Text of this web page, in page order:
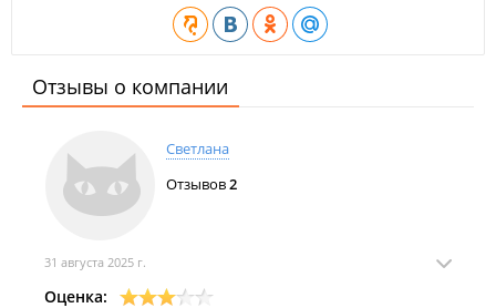
Отзывы о компании
Светлана
Отзывов2
31 августа 2025 г.
Оценка: